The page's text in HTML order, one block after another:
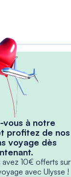
vous à notre
profitez de nos
voyage dès
avez 10€ offerts sur
avec Ulysse !